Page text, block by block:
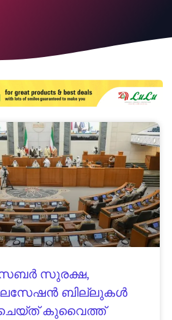
സുരക്ഷ,
ബില്ലുകൾ
ചെയ്ത് കുവൈത്ത്